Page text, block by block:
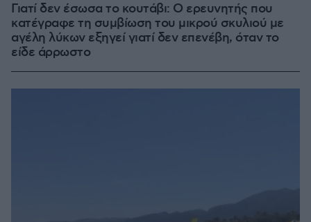
Γιατί δεν έσωσα το κουτάβι: Ο ερευνητής που
κατέγραφε τη συμβίωση του μικρού σκυλιού με
αγέλη λύκων εξηγεί γιατί δεν επενέβη, όταν το
είδε άρρωστο